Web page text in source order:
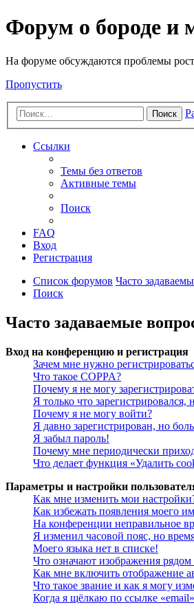
Форум о бороде и
На форуме обсуждаются проблемы
Пропустить
Поиск
Ссылки
Темы без ответов
Активные темы
Поиск
FAQ
Вход
Регистрация
Список форумов Часто
Поиск
Часто задаваемые
Вход на конференцию и регистрация
Зачем мне нужно
Что такое COPPA?
Почему я не могу
Я только что зарегистрировался,
Почему я не могу войти?
Я давно зарегистрирован, но
Я забыл пароль!
Почему мне периодически
Что делает функция «Удалить
Параметры и настройки
Как мне изменить мои
Как избежать появления моего
На конференции неправильное
Я изменил часовой пояс, но
Моего языка нет в списке!
Что означают изображения
Как мне включить отображение
Что такое звание и как я могу
Когда я щёлкаю по ссылке